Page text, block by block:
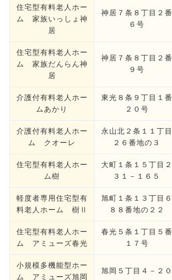
住宅型有料老人ホー
ム 家族いっしょ神
居
神居７条８丁目２番
６号
住宅型有料老人ホー
ム 家族だんらん神
居
神居７条８丁目２番
９号
介護付有料老人ホー
ムあかり
東光８条９丁目１番
２０号
介護付有料老人ホー
ム クオーレ
永山北２条１１丁目
２６番地の３
住宅型有料老人ホー
ム樹
大町１条１５丁目２
３１－１６５
軽度者専用住宅型有
料老人ホーム 樹Ⅱ
旭町１条１３丁目６
８８番地の２２
住宅型有料老人ホー
ム アミューズ春光
春光５条１丁目５番
１７号
小規模多機能型ホー
ム アミューズ旭岡
旭岡５丁目４－２０